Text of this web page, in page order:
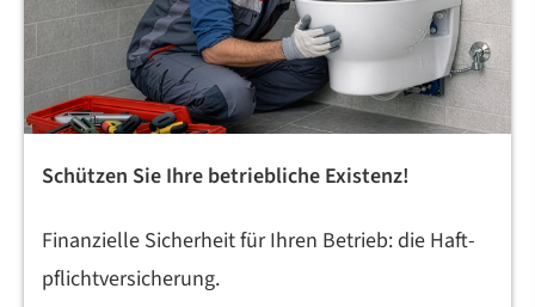
Schützen Sie Ihre betriebliche Existenz!
Finanzielle Sicherheit für Ihren Betrieb: die Haft­
pflichtversicherung.